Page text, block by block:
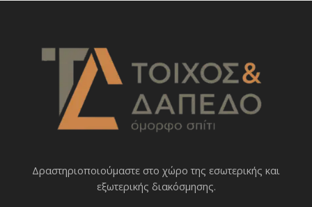
Δραστηριοποιoύμαστε στο χώρο της εσωτερικής και
εξωτερικής διακόσμησης.